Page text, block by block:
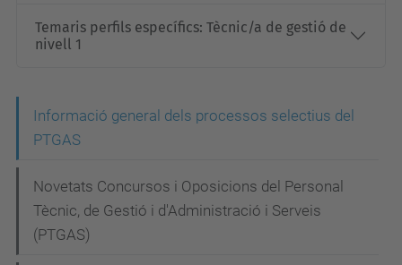
Temaris perfils específics: Tècnic/a de gestió de
nivell 1
Informació general dels processos selectius del
PTGAS
Novetats Concursos i Oposicions del Personal
Tècnic, de Gestió i d'Administració i Serveis
(PTGAS)